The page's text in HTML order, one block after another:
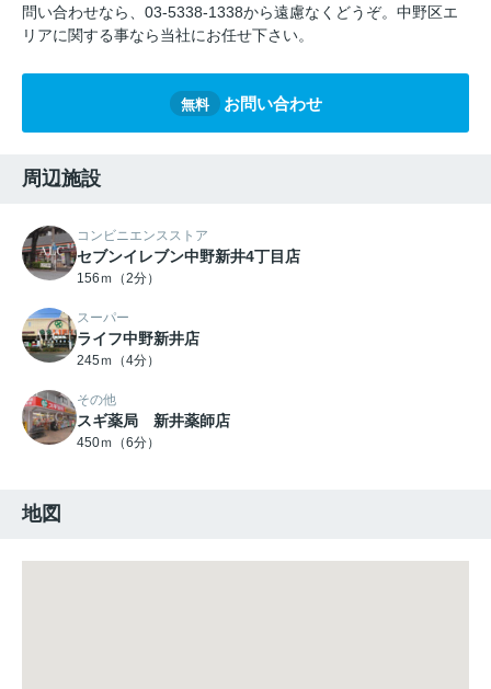
問い合わせなら、03-5338-1338から遠慮なくどうぞ。中野区エ
リアに関する事なら当社にお任せ下さい。
無料 お問い合わせ
周辺施設
コンビニエンスストア
セブンイレブン中野新井4丁目店
156ｍ（2分）
スーパー
ライフ中野新井店
245ｍ（4分）
その他
スギ薬局 新井薬師店
450ｍ（6分）
地図